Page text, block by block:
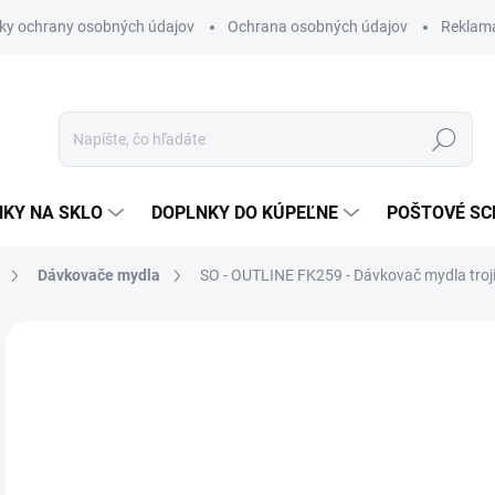
ochrany osobných údajov Ochrana osobných údajov
Hľadať
NA SKLO DOPLNKY DO KÚPEĽNE POŠTOVÉ
Dávkovače mydla SO - OUTLINE FK259 - Dávkovač mydla